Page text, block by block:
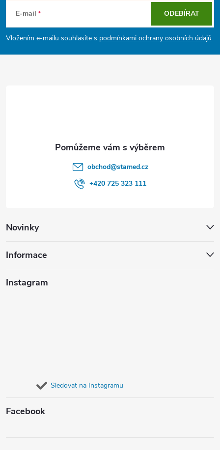
p
a
E-mail
Vložením e-mailu souhlasíte s podmínkami ochrany osobních údajů
ODEBÍRAT
Novinky
Informace
Instagram
Sledovat na Instagramu
Facebook
obchod@stamed.cz
+420 725 323 111